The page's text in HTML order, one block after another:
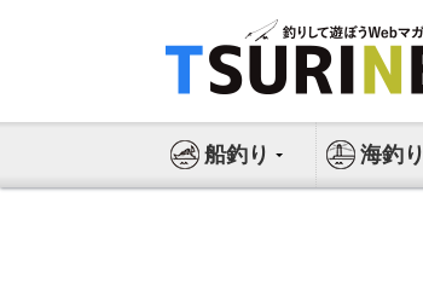
ス
船釣り 海釣り